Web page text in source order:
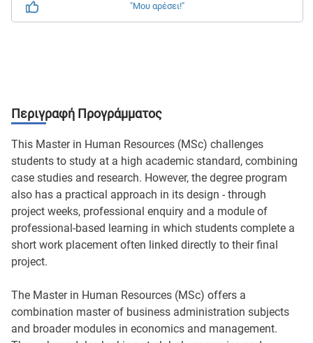
"Μου αρέσει!"
Περιγραφή Προγράμματος
This Master in Human Resources (MSc) challenges
students to study at a high academic standard, combining
case studies and research. However, the degree program
also has a practical approach in its design - through
project weeks, professional enquiry and a module of
professional-based learning in which students complete a
short work placement often linked directly to their final
project.
The Master in Human Resources (MSc) offers a
combination master of business administration subjects
and broader modules in economics and management.